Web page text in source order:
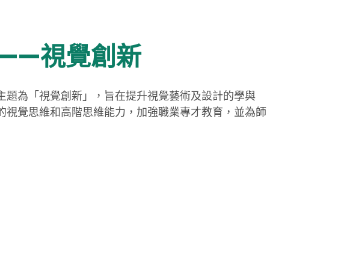
視覺創新
為「視覺創新」，旨在提升視覺藝術及設計的學與
覺思維和高階思維能力，加強職業專才教育，並為師